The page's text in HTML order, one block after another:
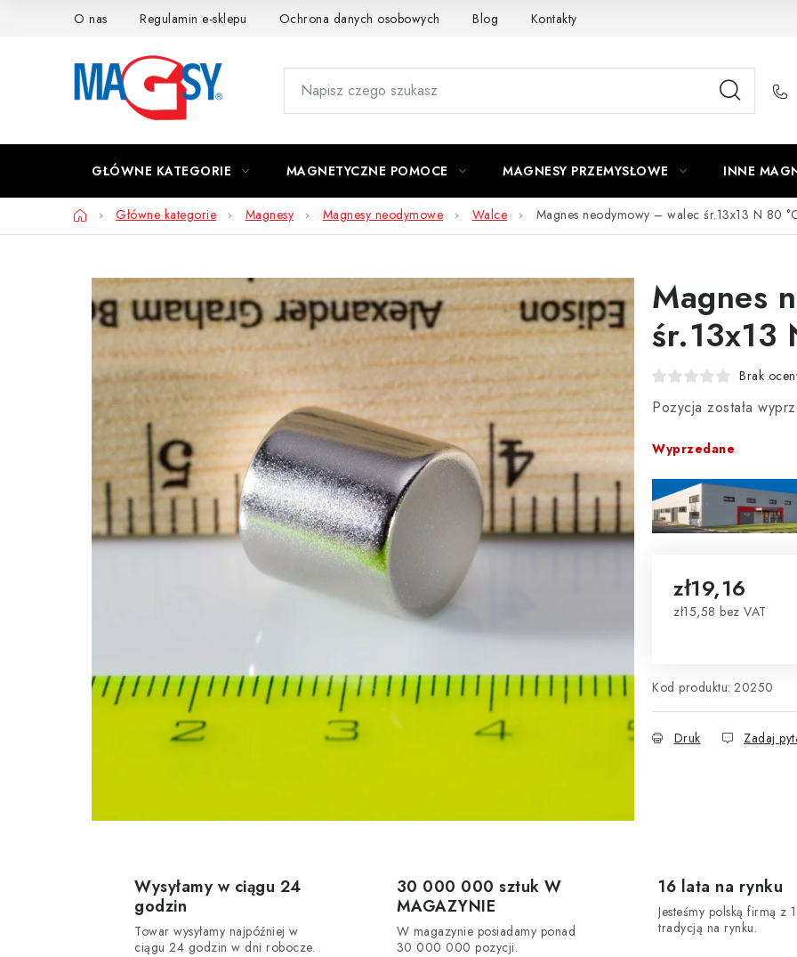
O nas Regulamin e-sklepu Ochrona danych osobowych Blog Kontakty
GŁÓWNE KATEGORIE MAGNETYCZNE POMOCE MAGNESY PRZEMYSŁOWE INNE
HomeGłówne kategorie Magnesy Magnesy neodymowe Walce Magnes neodymowy – walec śr.13x13 N 80
Magnes
śr.13x13
Brak
Pozycja została
Wyprzedane
zł19,16
zł15,58 bez VAT
Kod produktu: 20250
Druk Zadaj
Wysyłamy w ciągu 24
godzin
Towar wysyłamy najpóźniej w
ciągu 24 godzin w dni robocze.
30 000 000 sztuk W
MAGAZYNIE
W magazynie posiadamy ponad
30 000 000 pozycji.
16 lata na rynku
Jesteśmy polską firmą z
tradycją na rynku.